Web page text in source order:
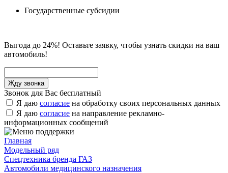
Государственные субсидии
Выгода до 24%! Оставьте заявку, чтобы узнать скидки на ваш
автомобиль!
Звонок для Вас бесплатный
Я даю согласие на обработку своих персональных данных
Я даю согласие на направление рекламно-
информационных сообщений
Главная
Модельный ряд
Спецтехника бренда ГАЗ
Автомобили медицинского назначения